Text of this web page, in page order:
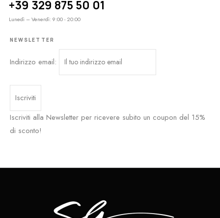
+39 329 875 50 01
Lunedì – Venerdì: 9:00 - 20:00
NEWSLETTER
Indirizzo email:
Iscriviti alla Newsletter per ricevere subito un coupon del 15%
di sconto!